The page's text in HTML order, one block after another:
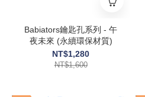
Babiators鑰匙孔系列 - 午
夜未來 (永續環保材質)
NT$1,280
NT$1,600